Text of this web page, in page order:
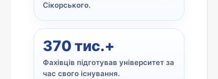
Сікорського.
370 тис.+
Фахівців підготував університет за
час свого існування.